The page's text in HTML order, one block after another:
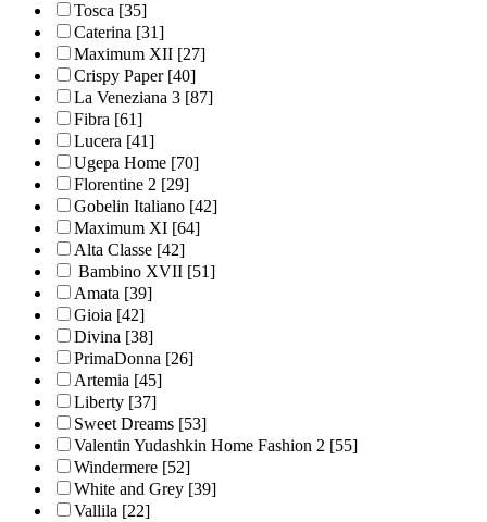
Tosca [35]
Caterina [31]
Maximum XII [27]
Crispy Paper [40]
La Veneziana 3 [87]
Fibra [61]
Lucera [41]
Ugepa Home [70]
Florentine 2 [29]
Gobelin Italiano [42]
Maximum XI [64]
Alta Classe [42]
Bambino XVII [51]
Amata [39]
Gioia [42]
Divina [38]
PrimaDonna [26]
Artemia [45]
Liberty [37]
Sweet Dreams [53]
Valentin Yudashkin Home Fashion 2 [55]
Windermere [52]
White and Grey [39]
Vallila [22]